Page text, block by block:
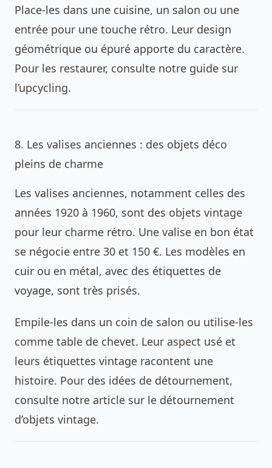
Place-les dans une cuisine, un salon ou une
entrée pour une touche rétro. Leur design
géométrique ou épuré apporte du caractère.
Pour les restaurer, consulte notre guide sur
l’upcycling.
8. Les valises anciennes : des objets déco
pleins de charme
Les valises anciennes, notamment celles des
années 1920 à 1960, sont des objets vintage
pour leur charme rétro. Une valise en bon état
se négocie entre 30 et 150 €. Les modèles en
cuir ou en métal, avec des étiquettes de
voyage, sont très prisés.
Empile-les dans un coin de salon ou utilise-les
comme table de chevet. Leur aspect usé et
leurs étiquettes vintage racontent une
histoire. Pour des idées de détournement,
consulte notre article sur le détournement
d’objets vintage.